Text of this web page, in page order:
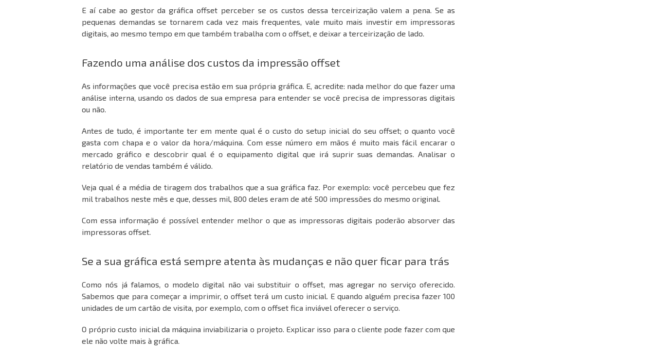
E aí cabe ao gestor da gráfica offset perceber se os custos dessa terceirização valem a pena. Se as
pequenas demandas se tornarem cada vez mais frequentes, vale muito mais investir em impressoras
digitais, ao mesmo tempo em que também trabalha com o offset, e deixar a terceirização de lado.
Fazendo uma análise dos custos da impressão offset
As informações que você precisa estão em sua própria gráfica. E, acredite: nada melhor do que fazer uma
análise interna, usando os dados de sua empresa para entender se você precisa de impressoras digitais
ou não.
Antes de tudo, é importante ter em mente qual é o custo do setup inicial do seu offset; o quanto você
gasta com chapa e o valor da hora/máquina. Com esse número em mãos é muito mais fácil encarar o
mercado gráfico e descobrirqual é o equipamento digitalque irá suprir suas demandas. Analisar o
relatório de vendas também é válido.
Veja qual é a média de tiragem dos trabalhos que a sua gráfica faz. Por exemplo: você percebeu que fez
mil trabalhos neste mês e que, desses mil, 800 deles eram de até 500 impressões do mesmo original.
Com essa informação é possível entender melhor o que as impressoras digitais poderão absorver das
impressoras offset.
Se a sua gráfica está sempre atenta às mudanças e não quer ficar para trás
Como nós já falamos, o modelo digital não vai substituir o offset, mas agregar no serviço oferecido.
Sabemos que para começar a imprimir, o offset terá um custo inicial. E quando alguém precisa fazer 100
unidades de um cartão de visita, por exemplo, com o offset fica inviável oferecer o serviço.
O próprio custo inicial da máquina inviabilizaria o projeto. Explicar isso para o cliente pode fazer com que
ele não volte mais à gráfica.